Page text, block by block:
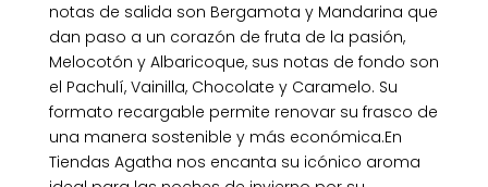
notas de salida son Bergamota y Mandarina que
dan paso a un corazón de fruta de la pasión,
Melocotón y Albaricoque, sus notas de fondo son
el Pachulí, Vainilla, Chocolate y Caramelo. Su
formato recargable permite renovar su frasco de
una manera sostenible y más económica.En
Tiendas Agatha nos encanta su icónico aroma